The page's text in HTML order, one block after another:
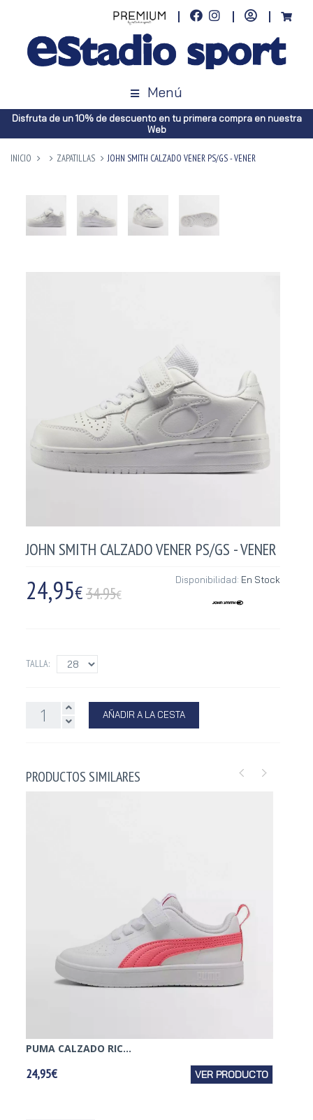
Menú
Disfruta de un 10% de descuento en tu primera compra en nuestra
Web
INICIO ZAPATILLAS JOHN SMITH CALZADO VENER PS/GS - VENER
JOHN SMITH CALZADO VENER PS/GS - VENER
24,95€34.95€
Disponibilidad: En Stock
TALLA:
AÑADIR A LA CESTA
PRODUCTOS SIMILARES
PUMA CALZADO RIC...
24,95€ VER PRODUCTO